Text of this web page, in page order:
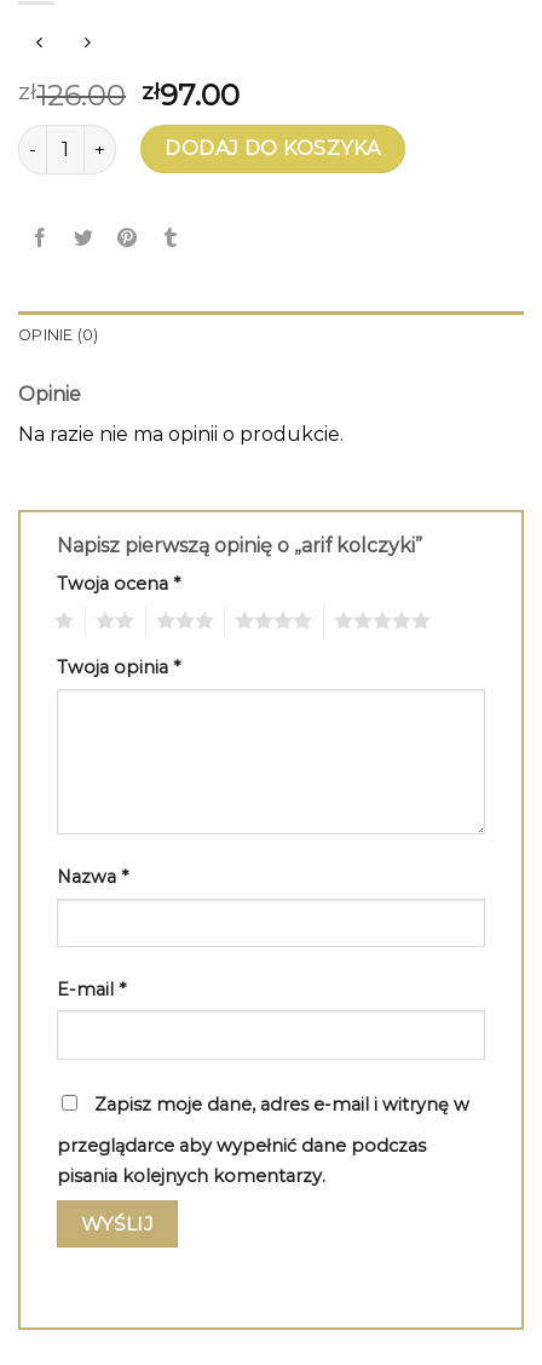
zł126.00 zł97.00
ilość arif kolczyki DODAJ DO KOSZYKA
OPINIE (0)
Opinie
Na razie nie ma opinii o produkcie.
Napisz pierwszą opinię o „arif kolczyki”
Twoja ocena *
Twoja opinia *
Nazwa *
E-mail *
Zapisz moje dane, adres e-mail i witrynę w
przeglądarce aby wypełnić dane podczas
pisania kolejnych komentarzy.